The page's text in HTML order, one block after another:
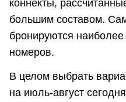
коннекты,
большим составом.
бронируются
номеров.
В целом выбрать
на июль-август